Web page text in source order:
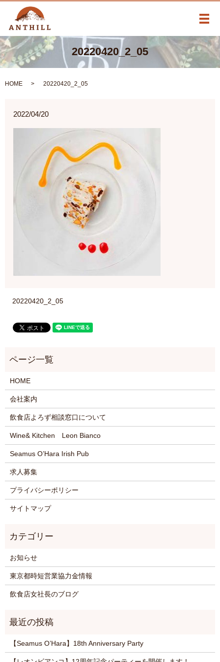
メ
20220420_2_05
HOME 20220420_2_05
2022/04/20
20220420_2_05
HOME
会社案内
飲食店よろず相談窓口について
Wine& Kitchen Leon Bianco
Seamus O’Hara Irish Pub
求人募集
プライバシーポリシー
サイトマップ
お知らせ
東京都時短営業協力金情報
飲食店女社長のブログ
【Seamus O’Hara】18th Anniversary Party